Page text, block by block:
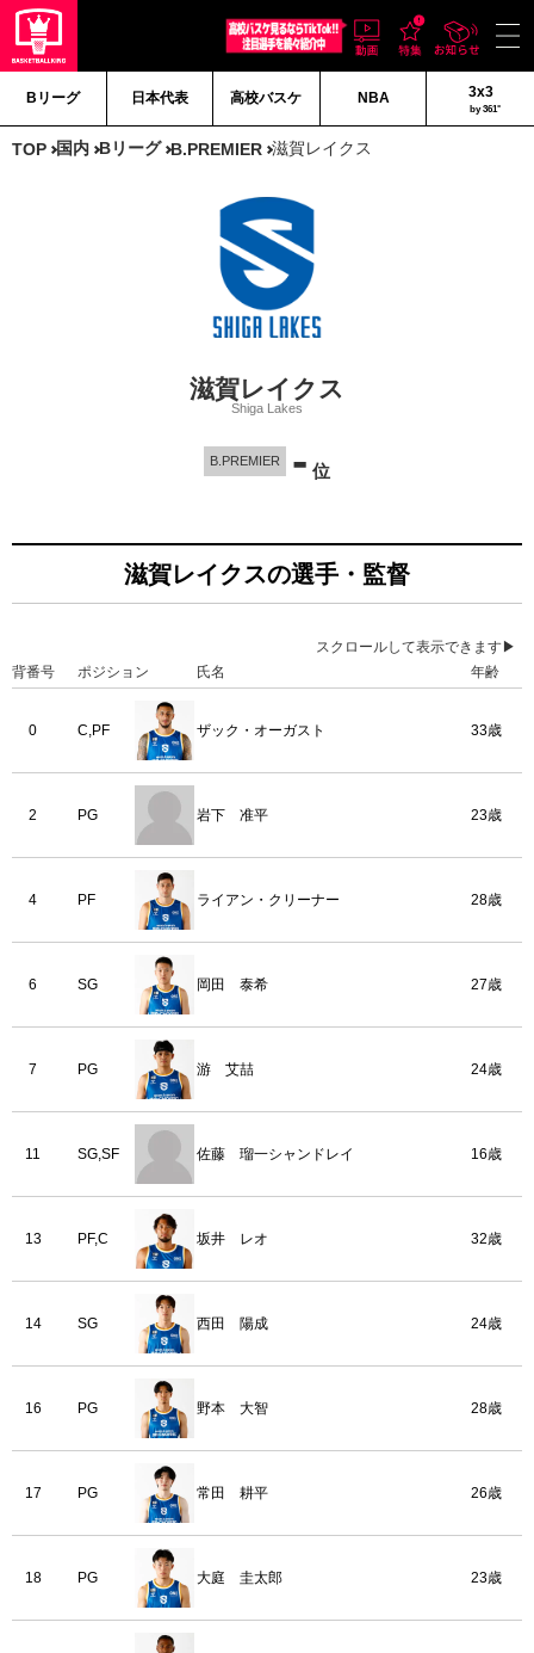
Bリーグ 日本代表 高校バスケ NBA 3x3
by 361°
TOP 国内 Bリーグ B.PREMIER 滋賀レイクス
滋賀レイクス
Shiga Lakes
B.PREMIER - 位
滋賀レイクスの選手・監督
スクロールして表示できます▶
背番号
ポジション 氏名 年齢
0 C,PF ザック・オーガスト 33歳
2 PG 岩下 准平 23歳
4 PF ライアン・クリーナー 28歳
6 SG 岡田 泰希 27歳
7 PG 游 艾喆 24歳
11 SG,SF 佐藤 瑠一シャンドレイ 16歳
13 PF,C 坂井 レオ 32歳
14 SG 西田 陽成 24歳
16 PG 野本 大智 28歳
17 PG 常田 耕平 26歳
18 PG 大庭 圭太郎 23歳